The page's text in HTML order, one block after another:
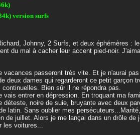
version surfs
Johnny, 2 Surfs, et deux éphémères :
du mal à cacher leur accent pied-noir.
vacances passeront très vite. Et je n'aurai
deux dames qui regarderont ce petit garçon
Bien sûr il ne répondra pas.
vais entrer en dépression. En troquant ma
déteste, noire de suie, bruyante avec deux
latin. Sans oublier mes
de juillet. Alors je me lançai dans un drôle de
voitures...